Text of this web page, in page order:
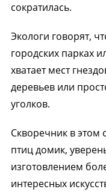
сократилась.
Экологи говорят,
городских парках
хватает мест
деревьев или
уголков.
Скворечник в этом
птиц домик,
изготовлением
интересных